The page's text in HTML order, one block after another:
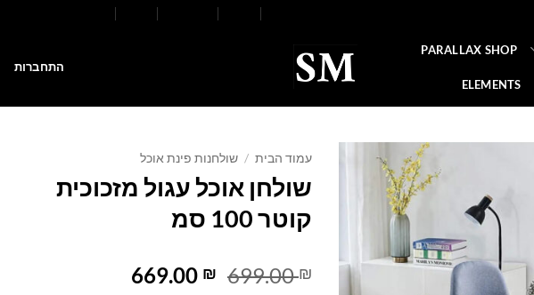
PARALLAX SHOP
ELEMENTS
התחברות
עמוד הבית / שולחנות פינת אוכל
שולחן אוכל עגול מזכוכית
קוטר 100 סמ
699.00₪
המחיר
669.00 ₪